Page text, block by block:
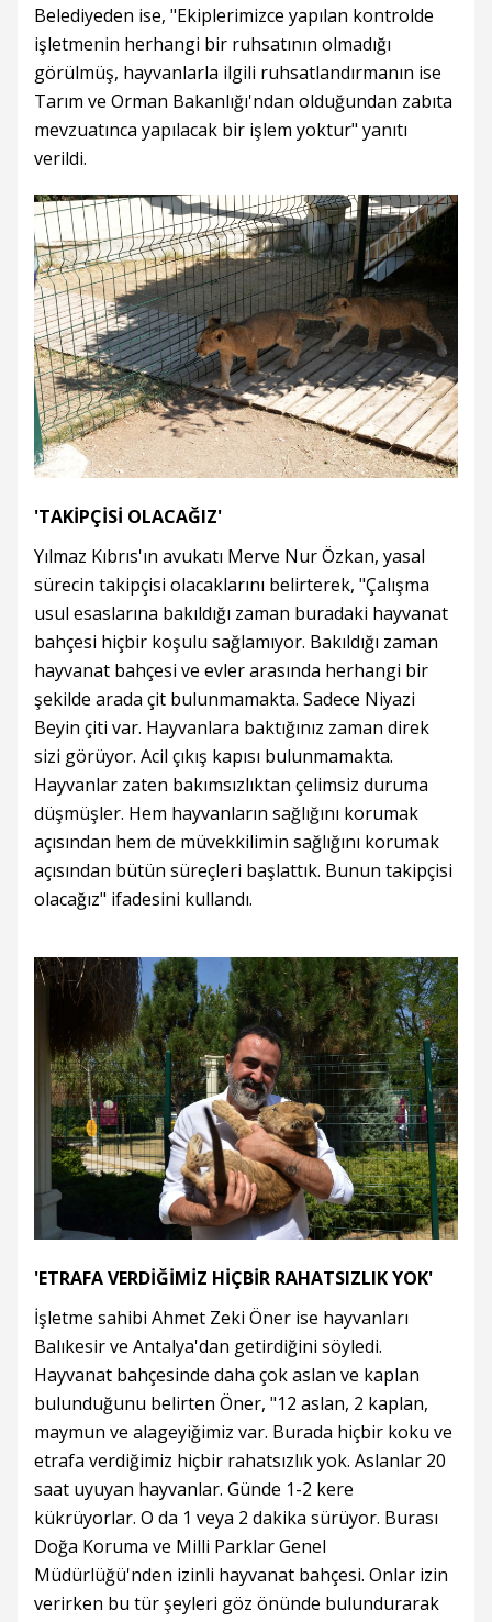
Belediyeden ise, "Ekiplerimizce yapılan kontrolde
işletmenin herhangi bir ruhsatının olmadığı
görülmüş, hayvanlarla ilgili ruhsatlandırmanın ise
Tarım ve Orman Bakanlığı'ndan olduğundan zabıta
mevzuatınca yapılacak bir işlem yoktur" yanıtı
verildi.
'TAKİPÇİSİ OLACAĞIZ'
Yılmaz Kıbrıs'ın avukatı Merve Nur Özkan, yasal
sürecin takipçisi olacaklarını belirterek, "Çalışma
usul esaslarına bakıldığı zaman buradaki hayvanat
bahçesi hiçbir koşulu sağlamıyor. Bakıldığı zaman
hayvanat bahçesi ve evler arasında herhangi bir
şekilde arada çit bulunmamakta. Sadece Niyazi
Beyin çiti var. Hayvanlara baktığınız zaman direk
sizi görüyor. Acil çıkış kapısı bulunmamakta.
Hayvanlar zaten bakımsızlıktan çelimsiz duruma
düşmüşler. Hem hayvanların sağlığını korumak
açısından hem de müvekkilimin sağlığını korumak
açısından bütün süreçleri başlattık. Bunun takipçisi
olacağız" ifadesini kullandı.
'ETRAFA VERDİĞİMİZ HİÇBİR RAHATSIZLIK YOK'
İşletme sahibi Ahmet Zeki Öner ise hayvanları
Balıkesir ve Antalya'dan getirdiğini söyledi.
Hayvanat bahçesinde daha çok aslan ve kaplan
bulunduğunu belirten Öner, "12 aslan, 2 kaplan,
maymun ve alageyiğimiz var. Burada hiçbir koku ve
etrafa verdiğimiz hiçbir rahatsızlık yok. Aslanlar 20
saat uyuyan hayvanlar. Günde 1-2 kere
kükrüyorlar. O da 1 veya 2 dakika sürüyor. Burası
Doğa Koruma ve Milli Parklar Genel
Müdürlüğü'nden izinli hayvanat bahçesi. Onlar izin
verirken bu tür şeyleri göz önünde bulundurarak